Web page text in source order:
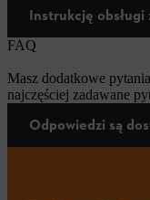
Instrukcję
FAQ
Masz dodatkowe
najczęściej zadawane
Odpowiedzi są